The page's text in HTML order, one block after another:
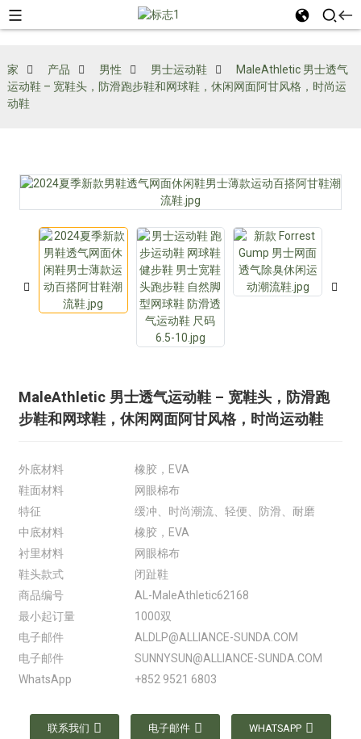
家 产品 男性 男士运动鞋
MaleAthletic 男士透气
运动鞋 – 宽鞋头，防滑跑步鞋和网球鞋，休闲网面阿甘风格，时尚运
动鞋
MaleAthletic 男士透气运动鞋 – 宽鞋头，防滑跑
步鞋和网球鞋，休闲网面阿甘风格，时尚运动鞋
外底材料
橡胶，EVA
鞋面材料
网眼棉布
特征
缓冲、时尚潮流、轻便、防滑、耐磨
中底材料
橡胶，EVA
衬里材料
网眼棉布
鞋头款式
闭趾鞋
商品编号
AL-MaleAthletic62168
最小起订量
1000双
电子邮件
ALDLP@ALLIANCE-SUNDA.COM
电子邮件
SUNNYSUN@ALLIANCE-SUNDA.COM
WhatsApp
+852 9521 6803
联系我们 电子邮件 WHATSAPP